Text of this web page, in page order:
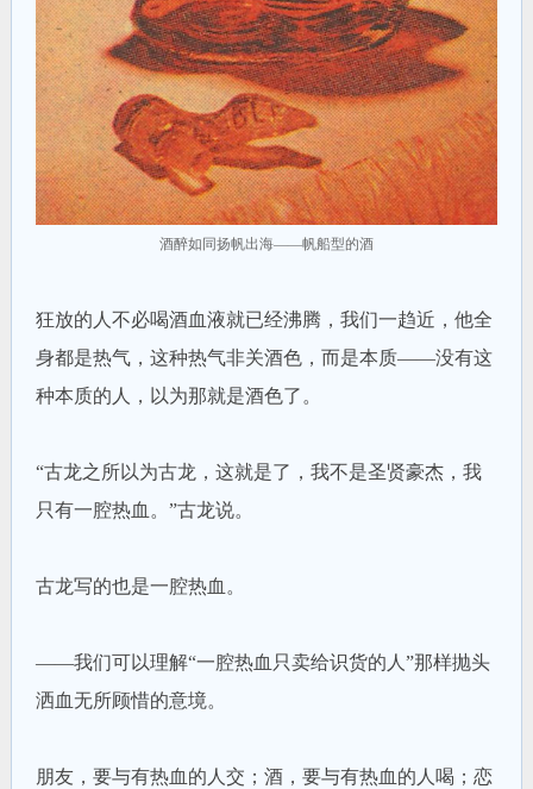
酒醉如同扬帆出海——帆船型的酒
狂放的人不必喝酒血液就已经沸腾，我们一趋近，他全
身都是热气，这种热气非关酒色，而是本质——没有这
种本质的人，以为那就是酒色了。
“古龙之所以为古龙，这就是了，我不是圣贤豪杰，我
只有一腔热血。”古龙说。
古龙写的也是一腔热血。
——我们可以理解“一腔热血只卖给识货的人”那样抛头
洒血无所顾惜的意境。
朋友，要与有热血的人交；酒，要与有热血的人喝；恋